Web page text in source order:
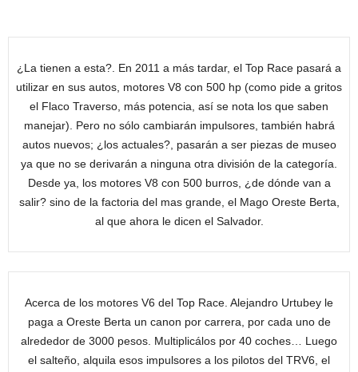
¿La tienen a esta?. En 2011 a más tardar, el Top Race pasará a
utilizar en sus autos, motores V8 con 500 hp (como pide a gritos
el Flaco Traverso, más potencia, así se nota los que saben
manejar). Pero no sólo cambiarán impulsores, también habrá
autos nuevos; ¿los actuales?, pasarán a ser piezas de museo
ya que no se derivarán a ninguna otra división de la categoría.
Desde ya, los motores V8 con 500 burros, ¿de dónde van a
salir? sino de la factoria del mas grande, el Mago Oreste Berta,
al que ahora le dicen el Salvador.
Acerca de los motores V6 del Top Race. Alejandro Urtubey le
paga a Oreste Berta un canon por carrera, por cada uno de
alrededor de 3000 pesos. Multiplicálos por 40 coches… Luego
el salteño, alquila esos impulsores a los pilotos del TRV6, el